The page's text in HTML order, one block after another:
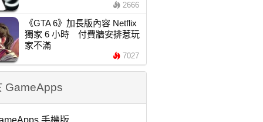
2666
《GTA 6》加長版內容 Netflix
獨家 6 小時 付費牆安排惹玩
家不滿
7027
GameApps
手機版